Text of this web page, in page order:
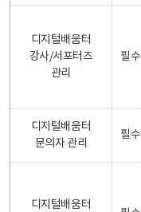
디지털배움터
강사/서포터즈
관리
필수
디지털배움터
문의자 관리
필수
디지털배움터